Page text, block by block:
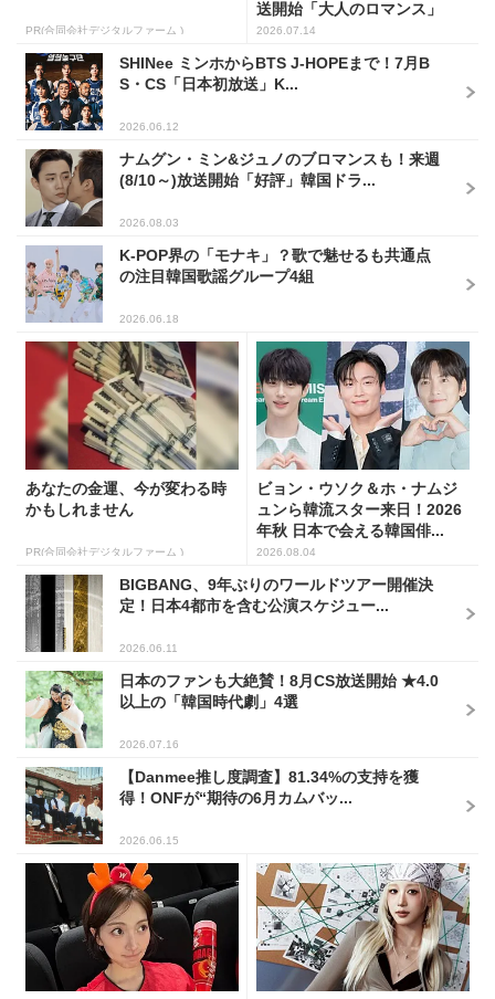
PR(合同会社デジタルファーム )
送開始「大人のロマンス」
韓...
2026.07.14
SHINee ミンホからBTS J-HOPEまで！7月B
S・CS「日本初放送」K...
2026.06.12
ナムグン・ミン&ジュノのブロマンスも！来週
(8/10～)放送開始「好評」韓国ドラ...
2026.08.03
K-POP界の「モナキ」？歌で魅せるも共通点
の注目韓国歌謡グループ4組
2026.06.18
あなたの金運、今が変わる時
かもしれません
PR(合同会社デジタルファーム )
ビョン・ウソク＆ホ・ナムジ
ュンら韓流スター来日！2026
年秋 日本で会える韓国俳...
2026.08.04
BIGBANG、9年ぶりのワールドツアー開催決
定！日本4都市を含む公演スケジュー...
2026.06.11
日本のファンも大絶賛！8月CS放送開始 ★4.0
以上の「韓国時代劇」4選
2026.07.16
【Danmee推し度調査】81.34%の支持を獲
得！ONFが“期待の6月カムバッ...
2026.06.15